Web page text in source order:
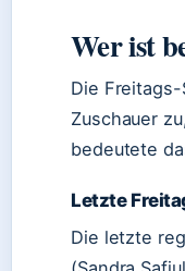
Wer ist
Die
Zuschauer
bedeutete
Letzte
Die letzte